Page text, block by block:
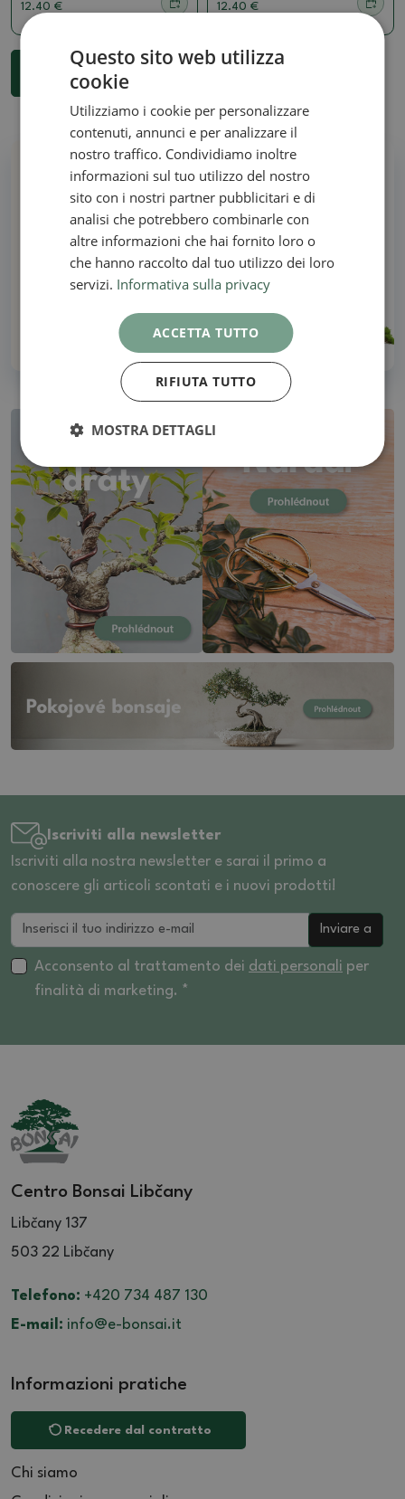
12.40 € 12.40 €
Vedi di più 18 prodotti
1
Perché acquistare da noi
Tutti in stock - nessuna foto illustrativa
Oltre 30 anni di esperienza!
Iscriviti alla newsletter
Iscriviti alla nostra newsletter e sarai il primo a
conoscere gli articoli scontati e i nuovi prodotti!
Inviare a
Acconsento al trattamento dei dati personali per
finalità di marketing. *
Centro Bonsai Libčany
Libčany 137
503 22 Libčany
Telefono: +420 734 487 130
E-mail: info@e-bonsai.it
Informazioni pratiche
Recedere dal contratto
Chi siamo
Questo sito web utilizza
cookie
Utilizziamo i cookie per personalizzare
contenuti, annunci e per analizzare il
nostro traffico. Condividiamo inoltre
informazioni sul tuo utilizzo del nostro
sito con i nostri partner pubblicitari e di
analisi che potrebbero combinarle con
altre informazioni che hai fornito loro o
che hanno raccolto dal tuo utilizzo dei loro
servizi. Informativa sulla privacy
ACCETTA TUTTO
RIFIUTA TUTTO
MOSTRA DETTAGLI